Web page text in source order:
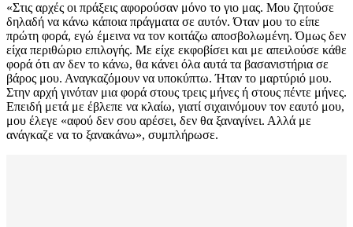
«Στις αρχές οι πράξεις αφορούσαν μόνο το γιο μας. Μου ζητούσε
δηλαδή να κάνω κάποια πράγματα σε αυτόν. Όταν μου το είπε
πρώτη φορά, εγώ έμεινα να τον κοιτάζω αποσβολωμένη. Όμως δεν
είχα περιθώριο επιλογής. Με είχε εκφοβίσει και με απειλούσε κάθε
φορά ότι αν δεν το κάνω, θα κάνει όλα αυτά τα βασανιστήρια σε
βάρος μου. Αναγκαζόμουν να υποκύπτω. Ήταν το μαρτύριό μου.
Στην αρχή γινόταν μια φορά στους τρεις μήνες ή στους πέντε μήνες.
Επειδή μετά με έβλεπε να κλαίω, γιατί σιχαινόμουν τον εαυτό μου,
μου έλεγε «αφού δεν σου αρέσει, δεν θα ξαναγίνει. Αλλά με
ανάγκαζε να το ξανακάνω», συμπλήρωσε.